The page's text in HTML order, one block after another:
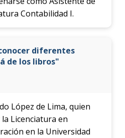
Contabilidad I.
diferentes
de los libros"
López de Lima, quien
Licenciatura en
en la Universidad